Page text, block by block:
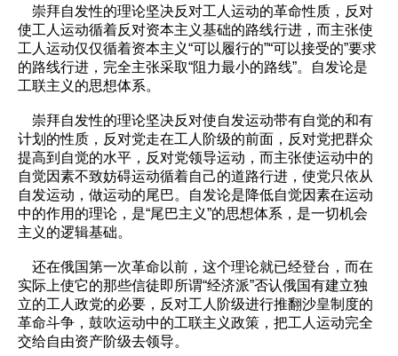
崇拜自发性的理论坚决反对工人运动的革命性质，反对
使工人运动循着反对资本主义基础的路线行进，而主张使
工人运动仅仅循着资本主义“可以履行的”“可以接受的”要求
的路线行进，完全主张采取“阻力最小的路线”。自发论是
工联主义的思想体系。
崇拜自发性的理论坚决反对使自发运动带有自觉的和有
计划的性质，反对党走在工人阶级的前面，反对党把群众
提高到自觉的水平，反对党领导运动，而主张使运动中的
自觉因素不致妨碍运动循着自己的道路行进，使党只依从
自发运动，做运动的尾巴。自发论是降低自觉因素在运动
中的作用的理论，是“尾巴主义”的思想体系，是一切机会
主义的逻辑基础。
还在俄国第一次革命以前，这个理论就已经登台，而在
实际上使它的那些信徒即所谓“经济派”否认俄国有建立独
立的工人政党的必要，反对工人阶级进行推翻沙皇制度的
革命斗争，鼓吹运动中的工联主义政策，把工人运动完全
交给自由资产阶级去领导。